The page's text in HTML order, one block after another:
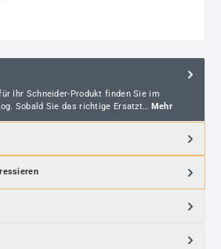
Ihr Schneider-Produkt finden Sie im
Sobald Sie das richtige Ersatzt… Mehr